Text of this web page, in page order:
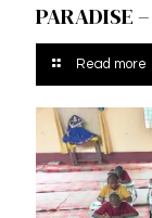
PARADISE
Read more